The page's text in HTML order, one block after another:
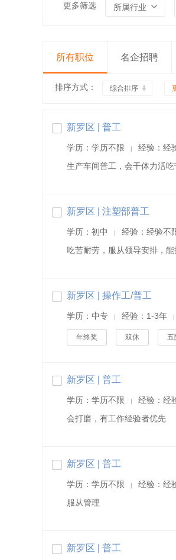
更多筛选 所属行业
所有职位 名企招聘
排序方式： 综合排序
新罗区 | 普工
学历：学历不限 | 经验：经
生产车间普工，会干体力活
新罗区 | 注塑部普工
学历：初中 | 经验：经验不
吃苦耐劳，服从领导安排，能
新罗区 | 操作工/普工
学历：中专 | 经验：1-3年 |
年终奖 双休 五
新罗区 | 普工
学历：学历不限 | 经验：经
会打磨，有工作经验者优先
新罗区 | 普工
学历：学历不限 | 经验：经
服从管理
新罗区 | 普工